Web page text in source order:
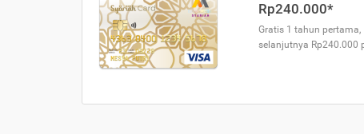
Rp240.000*
Gratis 1 tahun pertama,
selanjutnya Rp240.000